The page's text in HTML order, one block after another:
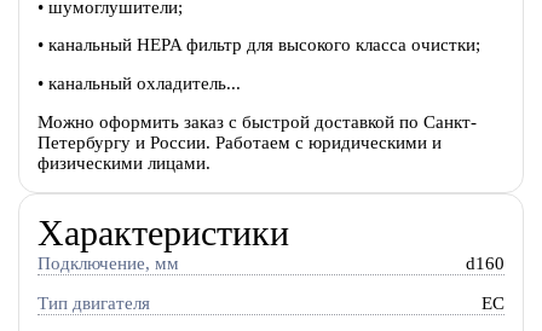
• шумоглушители;
• канальный HEPA фильтр для высокого класса очистки;
• канальный охладитель...
Можно оформить заказ с быстрой доставкой по Санкт-
Петербургу и России. Работаем с юридическими и
физическими лицами.
Характеристики
Подключение, мм d160
Тип двигателя EC